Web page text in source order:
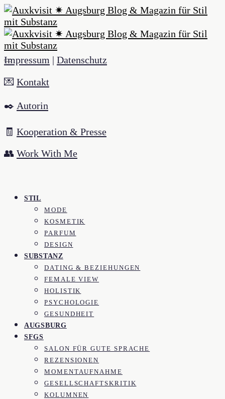
Impressum | Datenschutz
💌 Kontakt
✒️ Autorin
🧾 Kooperation & Presse
👥 Work With Me
STIL
MODE
KOSMETIK
PARFUM
DESIGN
SUBSTANZ
DATING & BEZIEHUNGEN
FEMALE VIEW
HOLISTIK
PSYCHOLOGIE
GESUNDHEIT
AUGSBURG
SFGS
SALON FÜR GUTE SPRACHE
REZENSIONEN
MOMENTAUFNAHME
GESELLSCHAFTSKRITIK
KOLUMNEN